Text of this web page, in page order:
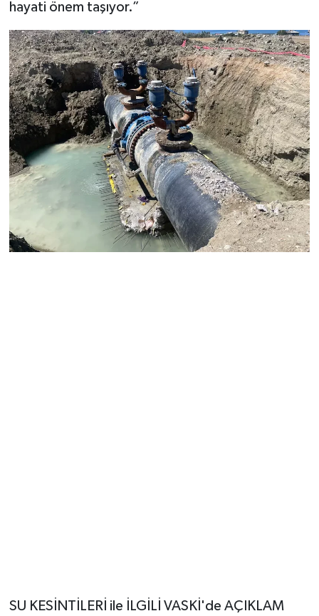
hayati önem taşıyor.”
SU KESİNTİLERİ ile İLGİLİ VASKİ'de AÇIKLAM